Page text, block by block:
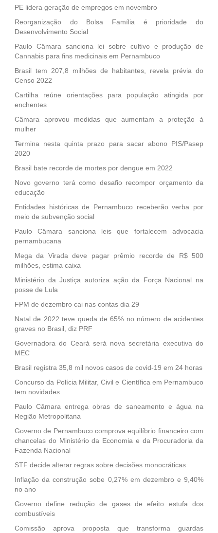
PE lidera geração de empregos em novembro
Reorganização do Bolsa Família é prioridade do
Desenvolvimento Social
Paulo Câmara sanciona lei sobre cultivo e produção de
Cannabis para fins medicinais em Pernambuco
Brasil tem 207,8 milhões de habitantes, revela prévia do
Censo 2022
Cartilha reúne orientações para população atingida por
enchentes
Câmara aprovou medidas que aumentam a proteção à
mulher
Termina nesta quinta prazo para sacar abono PIS/Pasep
2020
Brasil bate recorde de mortes por dengue em 2022
Novo governo terá como desafio recompor orçamento da
educação
Entidades históricas de Pernambuco receberão verba por
meio de subvenção social
Paulo Câmara sanciona leis que fortalecem advocacia
pernambucana
Mega da Virada deve pagar prêmio recorde de R$ 500
milhões, estima caixa
Ministério da Justiça autoriza ação da Força Nacional na
posse de Lula
FPM de dezembro cai nas contas dia 29
Natal de 2022 teve queda de 65% no número de acidentes
graves no Brasil, diz PRF
Governadora do Ceará será nova secretária executiva do
MEC
Brasil registra 35,8 mil novos casos de covid-19 em 24 horas
Concurso da Polícia Militar, Civil e Científica em Pernambuco
tem novidades
Paulo Câmara entrega obras de saneamento e água na
Região Metropolitana
Governo de Pernambuco comprova equilíbrio financeiro com
chancelas do Ministério da Economia e da Procuradoria da
Fazenda Nacional
STF decide alterar regras sobre decisões monocráticas
Inflação da construção sobe 0,27% em dezembro e 9,40%
no ano
Governo define redução de gases de efeito estufa dos
combustíveis
Comissão aprova proposta que transforma guardas